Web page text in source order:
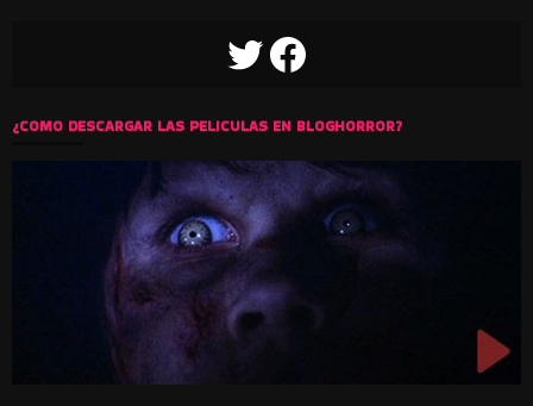
TWITTERFACEBOOK
¿COMO DESCARGAR LAS PELICULAS EN BLOGHORROR?